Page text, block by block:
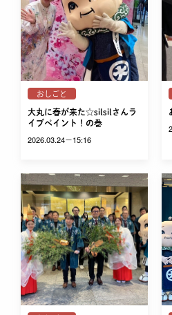
おしごと
大丸に春が来た☆silsilさんラ
イブペイント！の巻
2026.03.24－15:16